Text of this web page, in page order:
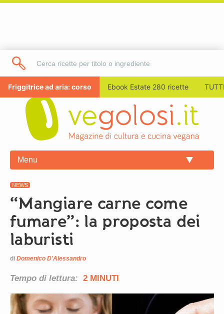
Friggitrice ad aria: corso Ebook Estate 280 ricette
Menu
NEWS
“Mangiare carne come
fumare”: la proposta dei
laburisti
di Domenico D'Alessandro
Tempo di lettura: 2 MINUTI